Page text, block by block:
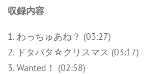
収録内容
1. わっちゅあね？ (03:27)
2. ドタバタ☆クリスマス (03:17)
3. Wanted！ (02:58)